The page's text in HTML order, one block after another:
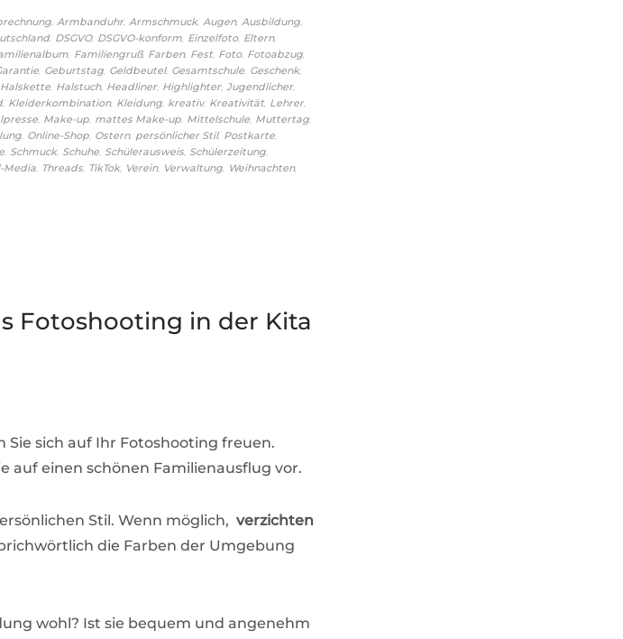
, Armbanduhr, Armschmuck, Augen, Ausbildung,
, DSGVO, DSGVO-konform, Einzelfoto, Eltern,
, Familiengruß, Farben, Fest, Foto, Fotoabzug,
, Geburtstag, Geldbeutel, Gesamtschule, Geschenk,
Halskette, Halstuch, Headliner, Highlighter, Jugendlicher,
, Kleiderkombination, Kleidung, kreativ, Kreativität, Lehrer,
, Make-up, mattes Make-up, Mittelschule, Muttertag,
, Online-Shop, Ostern, persönlicher Stil, Postkarte,
, Schmuck, Schuhe, Schülerausweis, Schülerzeitung,
Media, Threads, TikTok, Verein, Verwaltung, Weihnachten,
Fotoshooting in der Kita
Sie sich auf Ihr Fotoshooting freuen.
auf einen schönen Familienausflug vor.
Stil. Wenn möglich, verzichten
die Farben der Umgebung
wohl? Ist sie bequem und angenehm